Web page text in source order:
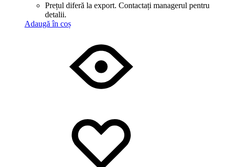
Prețul diferă la export. Contactați managerul pentru
detalii.
Adaugă în coș